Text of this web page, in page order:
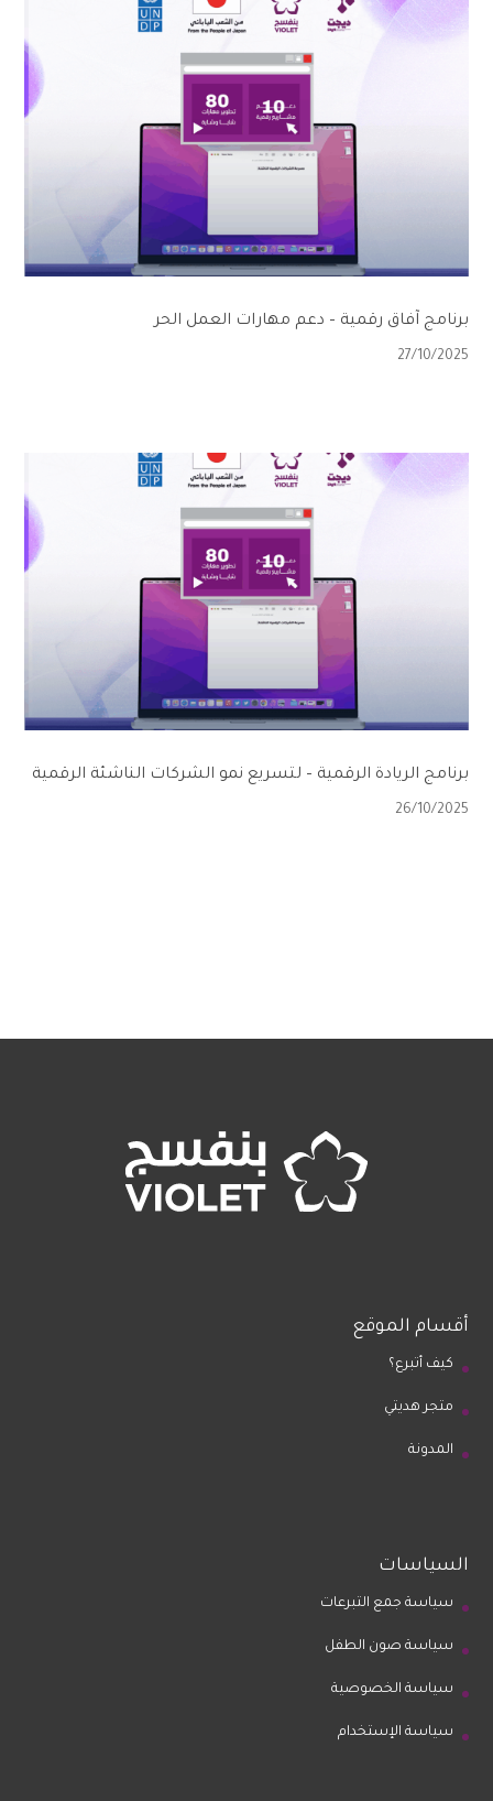
برنامج آفاق رقمية – دعم مهارات العمل الحر
27/10/2025
برنامج الريادة الرقمية – لتسريع نمو الشركات الناشئة الرقمية
26/10/2025
أقسام الموقع
كيف أتبرع؟
متجر هديتي
المدونة
السياسات
سياسة جمع التبرعات
سياسة صون الطفل
سياسة الخصوصية
سياسة الإستخدام